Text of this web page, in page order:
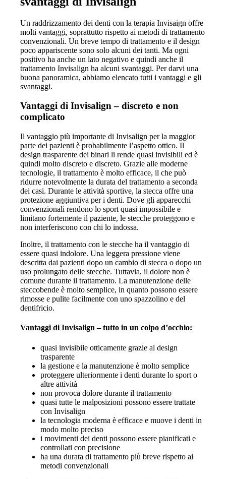
Un raddrizzamento dei denti con la terapia Invisaign offre
molti vantaggi, soprattutto rispetto ai metodi di trattamento
convenzionali. Un breve tempo di trattamento e il design
poco appariscente sono solo alcuni dei tanti. Ma ogni
positivo ha anche un lato negativo e quindi anche il
trattamento Invisalign ha alcuni svantaggi. Per darvi una
buona panoramica, abbiamo elencato tutti i vantaggi e gli
svantaggi.
Vantaggi di Invisalign – discreto e non
complicato
Il vantaggio più importante di Invisalign per la maggior
parte dei pazienti è probabilmente l’aspetto ottico. Il
design trasparente dei binari li rende quasi invisibili ed è
quindi molto discreto e discreto. Grazie alle moderne
tecnologie, il trattamento è molto efficace, il che può
ridurre notevolmente la durata del trattamento a seconda
dei casi. Durante le attività sportive, la stecca offre una
protezione aggiuntiva per i denti. Dove gli apparecchi
convenzionali rendono lo sport quasi impossibile e
limitano fortemente il paziente, le stecche proteggono e
non interferiscono con chi lo indossa.
Inoltre, il trattamento con le stecche ha il vantaggio di
essere quasi indolore. Una leggera pressione viene
descritta dai pazienti dopo un cambio di stecca o dopo un
uso prolungato delle stecche. Tuttavia, il dolore non è
comune durante il trattamento. La manutenzione delle
steccobende è molto semplice, in quanto possono essere
rimosse e pulite facilmente con uno spazzolino e del
dentifricio.
Vantaggi di Invisalign – tutto in un colpo d’occhio:
quasi invisibile otticamente grazie al design
trasparente
la gestione e la manutenzione è molto semplice
proteggere ulteriormente i denti durante lo sport o
altre attività
non provoca dolore durante il trattamento
quasi tutte le malposizioni possono essere trattate
con Invisalign
la tecnologia moderna è efficace e muove i denti in
modo molto preciso
i movimenti dei denti possono essere pianificati e
controllati con precisione
ha una durata di trattamento più breve rispetto ai
metodi convenzionali